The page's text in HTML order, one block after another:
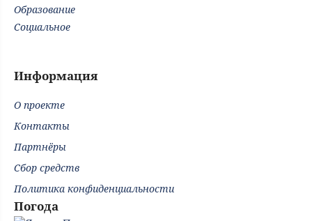
Образование
Социальное
Информация
О проекте
Контакты
Партнёры
Сбор средств
Политика конфиденциальности
Погода